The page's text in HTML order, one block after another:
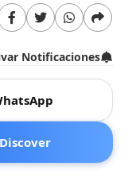
Notificaciones